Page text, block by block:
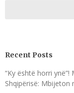
Recent Posts
“Ky është horri
Shqipërisë: Mbijeton